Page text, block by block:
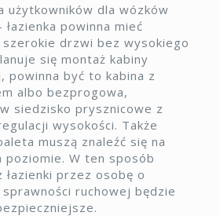
użytkowników dla wózków
łazienka powinna mieć
drzwi bez wysokiego
się montaż kabiny
powinna być to kabina z
albo bezprogowa,
siedzisko prysznicowe z
wysokości. Także
muszą znaleźć się na
poziomie. W ten sposób
przez osobę o
ruchowej będzie